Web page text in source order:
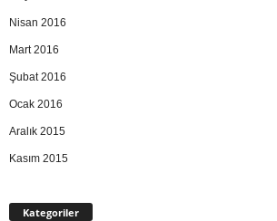
Nisan 2016
Mart 2016
Şubat 2016
Ocak 2016
Aralık 2015
Kasım 2015
Kategoriler